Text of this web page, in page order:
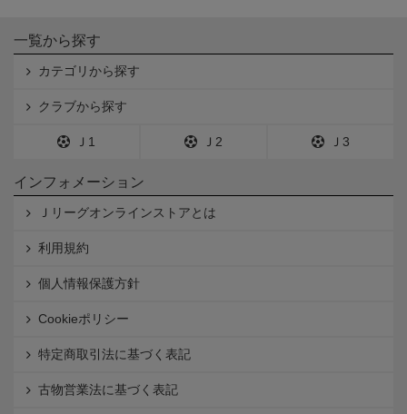
一覧から探す
カテゴリから探す
クラブから探す
Ｊ1 Ｊ2 Ｊ3
インフォメーション
Ｊリーグオンラインストアとは
利用規約
個人情報保護方針
Cookieポリシー
特定商取引法に基づく表記
古物営業法に基づく表記